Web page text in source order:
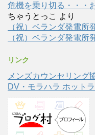
危機を乗り切る・・・
ちゃうとっこ より
（祝）ベランダ発電所
（祝）ベランダ発電所
リンク
メンズカウンセリング
DV・モラハラ ホット